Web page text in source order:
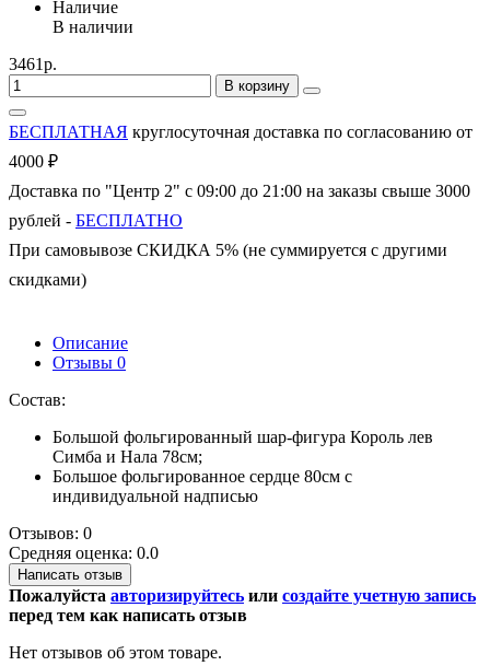
Наличие
В наличии
3461р.
В корзину
БЕСПЛАТНАЯ круглосуточная доставка по согласованию от
4000 ₽
Доставка по "Центр 2" с 09:00 до 21:00 на заказы свыше 3000
рублей - БЕСПЛАТНО
При самовывозе СКИДКА 5% (не суммируется с другими
скидками)
Описание
Отзывы 0
Состав:
Большой фольгированный шар-фигура Король лев
Симба и Нала 78см;
Большое фольгированное сердце 80см с
индивидуальной надписью
Отзывов: 0
Средняя оценка: 0.0
Написать отзыв
Пожалуйста авторизируйтесь или создайте учетную запись
перед тем как написать отзыв
Нет отзывов об этом товаре.